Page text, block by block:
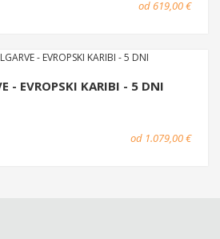
od 619,00 €
- EVROPSKI KARIBI - 5 DNI
od 1.079,00 €